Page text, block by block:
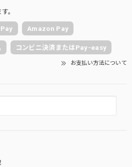
。
Amazon Pay
コンビニ決済またはPay-easy
お支払い方法について